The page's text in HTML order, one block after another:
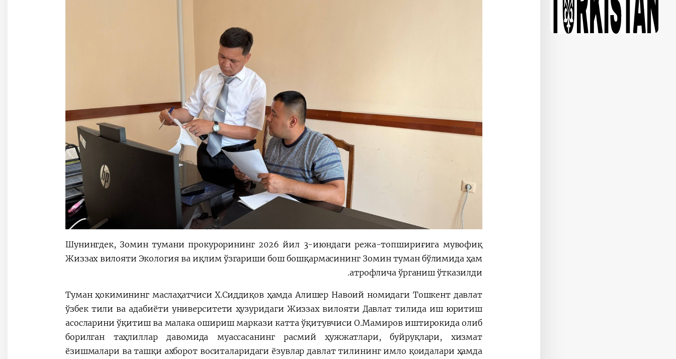
Шунингдек, Зомин тумани прокурорининг 2026 йил 3-июндаги режа-топшириғига мувофиқ
Жиззах вилояти Экология ва иқлим ўзгариши бош бошқармасининг Зомин туман бўлимида ҳам
атрофлича ўрганиш ўтказилди.
Туман ҳокимининг маслаҳатчиси Х.Сиддиқов ҳамда Алишер Навоий номидаги Тошкент давлат
ўзбек тили ва адабиёти университети ҳузуридаги Жиззах вилояти Давлат тилида иш юритиш
асосларини ўқитиш ва малака ошириш маркази катта ўқитувчиси О.Мамиров иштирокида олиб
борилган таҳлиллар давомида муассасанинг расмий ҳужжатлари, буйруқлари, хизмат
ёзишмалари ва ташқи ахборот воситаларидаги ёзувлар давлат тилининг имло қоидалари ҳамда